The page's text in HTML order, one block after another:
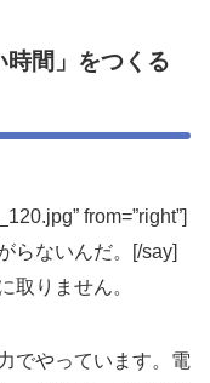
間」をつくる
from=”right”]
らないんだ。[/say]
取りません。
でやっています。電